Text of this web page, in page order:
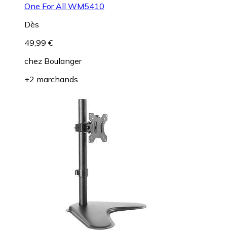
One For All WM5410
Dès
49,99 €
chez Boulanger
+2 marchands